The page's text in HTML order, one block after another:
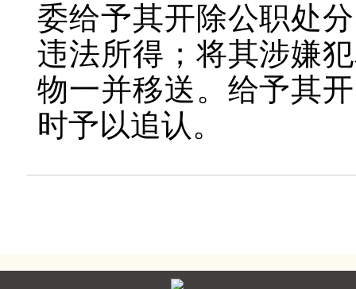
委给予其开除公职处
违法所得；将其涉嫌
物一并移送。给予其
时予以追认。